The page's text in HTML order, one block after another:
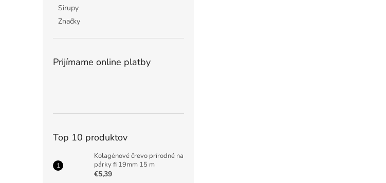
Sirupy
Značky
Prijímame online platby
Top 10 produktov
Kolagénové črevo prírodné na
párky fi 19mm 15 m
€5,39